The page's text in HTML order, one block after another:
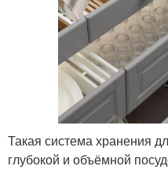
Такая система хранения
глубокой и объёмной